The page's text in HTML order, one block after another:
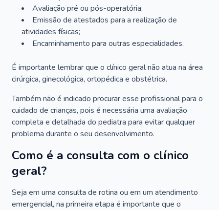
Avaliação pré ou pós-operatória;
Emissão de atestados para a realização de
atividades físicas;
Encaminhamento para outras especialidades.
É importante lembrar que o clínico geral não atua na área
cirúrgica, ginecológica, ortopédica e obstétrica.
Também não é indicado procurar esse profissional para o
cuidado de crianças, pois é necessária uma avaliação
completa e detalhada do pediatra para evitar qualquer
problema durante o seu desenvolvimento.
Como é a consulta com o clínico
geral?
Seja em uma consulta de rotina ou em um atendimento
emergencial, na primeira etapa é importante que o